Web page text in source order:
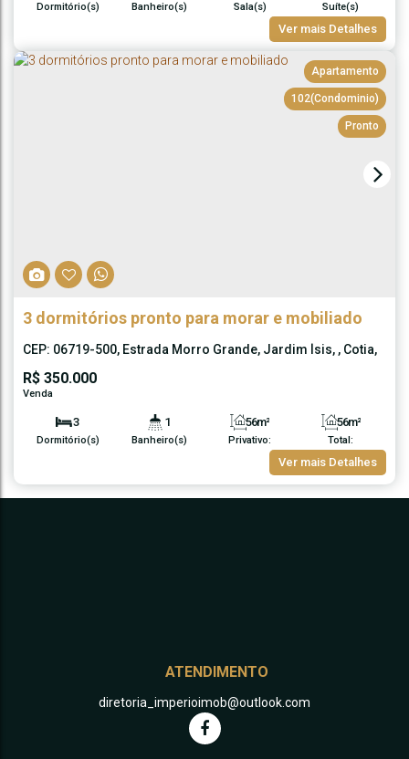
Dormitório(s) Banheiro(s) Sala(s) Suíte(s)
Ver mais Detalhes
102(Condominio)
Apartamento
Pronto
3 dormitórios pronto para morar e mobiliado
R$ 350.000
CEP: 06719-500, Estrada Morro Grande, Jardim Ísis , Cotia,
3
Dormitório(s)
1
Banheiro(s) Privativo:
56m²
Total:
56m²
Ver mais Detalhes
ATENDIMENTO
diretoria_imperioimob@outlook.com